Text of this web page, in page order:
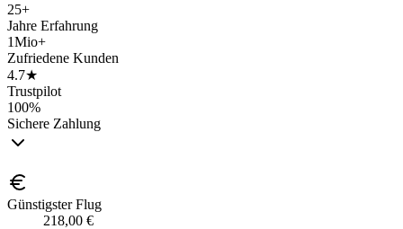
25+
Jahre Erfahrung
1Mio+
Zufriedene Kunden
4.7★
Trustpilot
100%
Sichere Zahlung
Günstigster Flug
218,00 €